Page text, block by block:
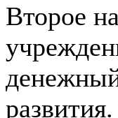
Второе